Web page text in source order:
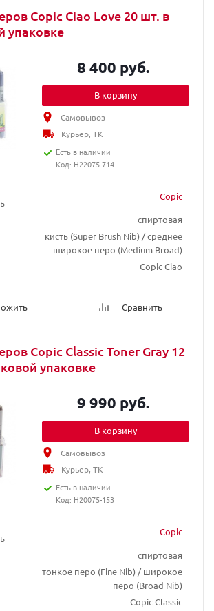
Copic Ciao Love 20 шт. в
упаковке
Copic
спиртовая
кисть (Super Brush Nib) / среднее
широкое перо (Medium Broad)
Copic Ciao
Сравнить
8 400 руб.
В корзину
Самовывоз
Курьер, ТК
Есть в наличии
Код: H22075-714
Copic Classic Toner Gray 12
упаковке
Copic
спиртовая
тонкое перо (Fine Nib) / широкое
перо (Broad Nib)
Copic Classic
9 990 руб.
В корзину
Самовывоз
Курьер, ТК
Есть в наличии
Код: H20075-153